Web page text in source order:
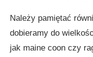
Należy pamiętać
dobieramy do
jak maine coon czy